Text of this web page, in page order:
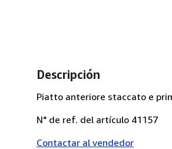
Descripción
Piatto anteriore staccato e
N° de ref. del artículo 41157
Contactar al vendedor